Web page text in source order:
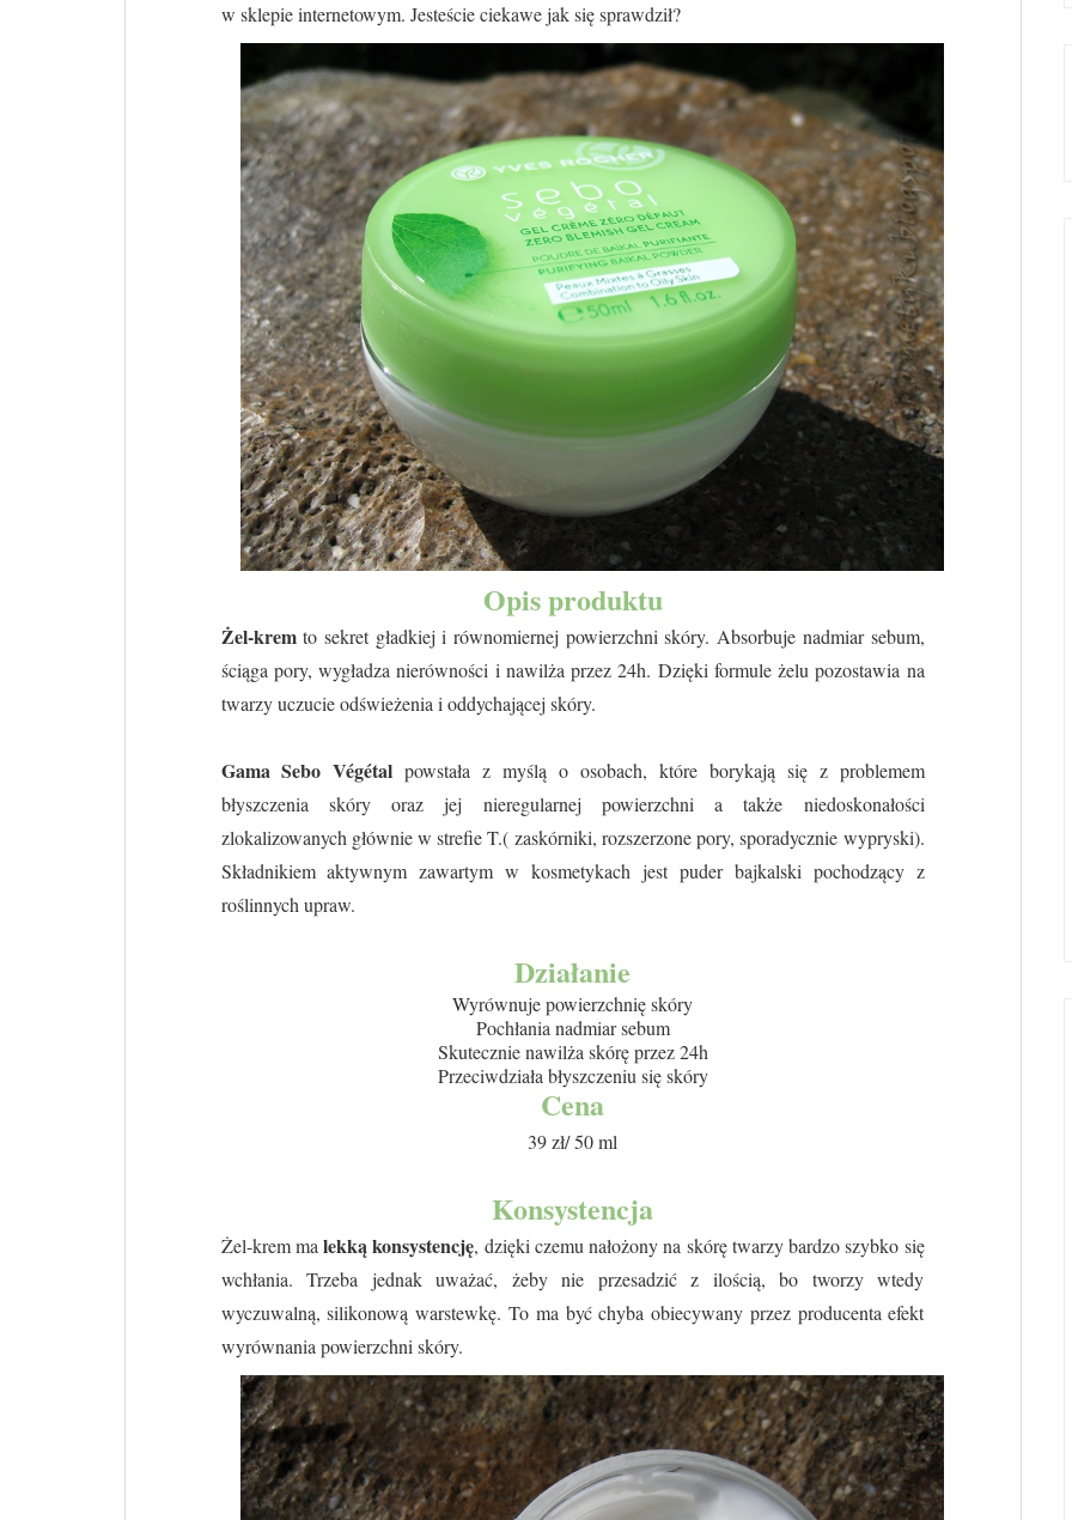
w sklepie internetowym. Jesteście ciekawe jak się sprawdził?
Opis produktu
Żel-kremto sekret gładkiej i równomiernej powierzchni skóry. Absorbuje nadmiar sebum,
ściąga pory, wygładza nierówności i nawilża przez 24h. Dzięki formule żelu pozostawia na
twarzy uczucie odświeżenia i oddychającej skóry.
Gama Sebo Végétal powstała z myślą o osobach, które borykają się z problemem
błyszczenia skóry oraz jej nieregularnej powierzchni a także niedoskonałości
zlokalizowanych głównie w strefie T.( zaskórniki, rozszerzone pory, sporadycznie wypryski).
Składnikiem aktywnym zawartym w kosmetykach jest puder bajkalski pochodzący z
roślinnych upraw.
Działanie
Wyrównuje powierzchnię skóry
Pochłania nadmiar sebum
Skutecznie nawilża skórę przez 24h
Przeciwdziała błyszczeniu się skóry
Cena
39 zł/ 50 ml
Konsystencja
Żel-krem ma lekką konsystencję, dzięki czemu nałożony na skórę twarzy bardzo szybko się
wchłania. Trzeba jednak uważać, żeby nie przesadzić z ilością, bo tworzy wtedy
wyczuwalną, silikonową warstewkę. To ma być chyba obiecywany przez producenta efekt
wyrównania powierzchni skóry.